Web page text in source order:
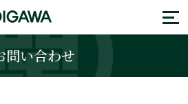
問い合わせ